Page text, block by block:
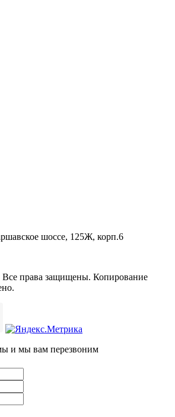
шоссе, 125Ж, корп.6
права защищены. Копирование
и мы вам перезвоним